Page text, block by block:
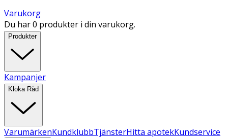
Varukorg
Du har 0 produkter i din varukorg.
Produkter
Kampanjer
Kloka Råd
VarumärkenKundklubbTjänsterHitta apotekKundservice